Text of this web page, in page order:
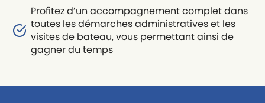
Profitez d’un accompagnement complet dans
toutes les démarches administratives et les
visites de bateau, vous permettant ainsi de
gagner du temps